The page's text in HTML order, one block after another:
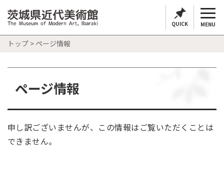
QUICK MENU
トップ > ページ情報
ページ情報
申し訳ございませんが、この情報はご覧いただくことは
できません。